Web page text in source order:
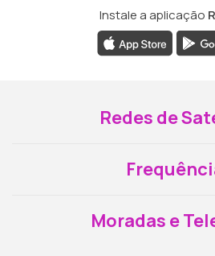
Instale a aplicação
Redes de
Moradas e